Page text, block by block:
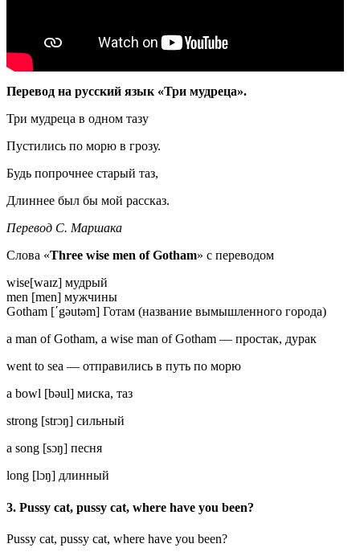
Перевод на русский язык «Три мудреца».
Три мудреца в одном тазу
Пустились по морю в грозу.
Будь попрочнее старый таз,
Длиннее был бы мой рассказ.
Перевод С. Маршака
Слова «Three wise men of Gotham» с переводом
wise[waɪz] мудрый
men [men] мужчины
Gotham [ʹgəutəm] Готам (название вымышленного города)
a man of Gotham, a wise man of Gotham — простак, дурак
went to sea — отправились в путь по морю
a bowl [bəul] миска, таз
strong [strɔŋ] сильный
a song [sɔŋ] песня
long [lɔŋ] длинный
3. Pussy cat, pussy cat, where have you been?
Pussy cat, pussy cat, where have you been?